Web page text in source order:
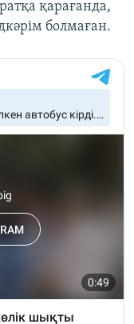
қарағанда,
болмаған.